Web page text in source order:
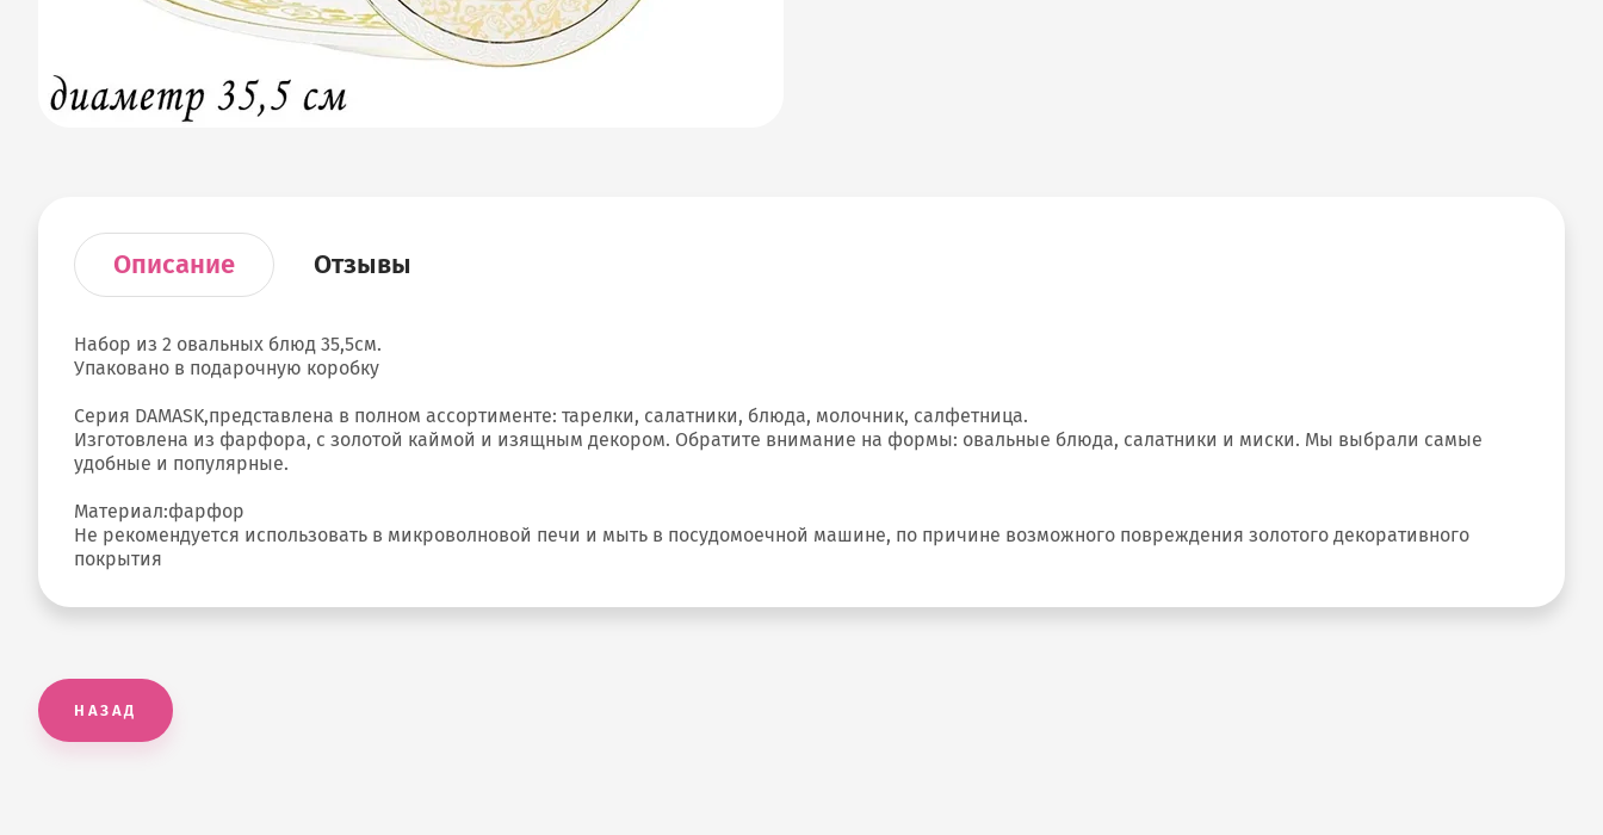
Описание Отзывы
Набор из 2 овальных блюд 35,5см.
Упаковано в подарочную коробку
Cерия DAMASK,представлена в полном ассортименте: тарелки, салатники, блюда, молочник, салфетница.
Изготовлена из фарфора, с золотой каймой и изящным декором. Обратите внимание на формы: овальные блюда, салатники и миски. Мы выбрали самые
удобные и популярные.
Материал:фарфор
Не рекомендуется использовать в микроволновой печи и мыть в посудомоечной машине, по причине возможного повреждения золотого декоративного
покрытия
НАЗАД